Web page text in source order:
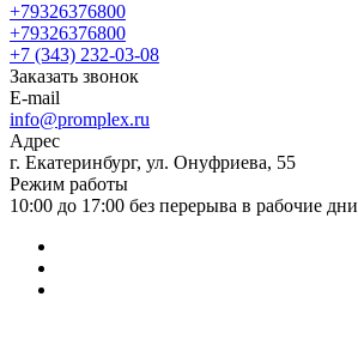
+79326376800
+79326376800
+7 (343) 232-03-08
Заказать звонок
E-mail
info@promplex.ru
Адрес
г. Екатеринбург, ул. Онуфриева, 55
Режим работы
10:00 до 17:00 без перерыва в рабочие дни